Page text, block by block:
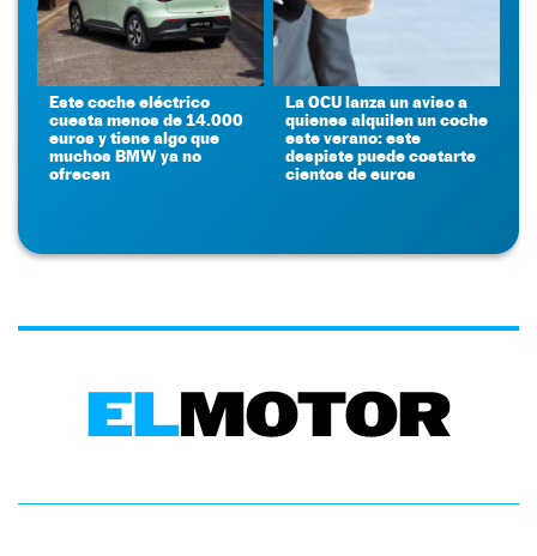
Este coche eléctrico
cuesta menos de 14.000
euros y tiene algo que
muchos BMW ya no
ofrecen
La OCU lanza un aviso a
quienes alquilen un coche
este verano: este
despiste puede costarte
cientos de euros